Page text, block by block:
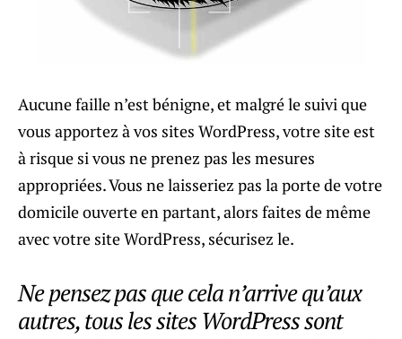
Aucune faille n’est bénigne, et malgré le suivi que
vous apportez à vos sites WordPress, votre site est
à risque si vous ne prenez pas les mesures
appropriées. Vous ne laisseriez pas la porte de votre
domicile ouverte en partant, alors faites de même
avec votre site WordPress, sécurisez le.
Ne pensez pas que cela n’arrive qu’aux
autres, tous les sites WordPress sont